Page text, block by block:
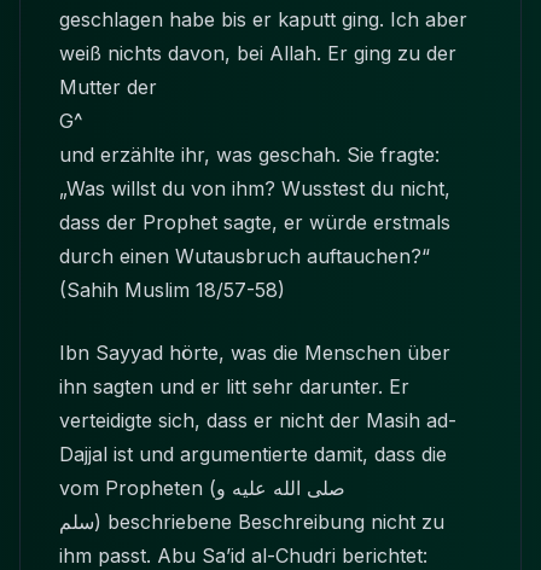
geschlagen habe bis er kaputt ging. Ich aber
weiß nichts davon, bei Allah. Er ging zu der
Mutter der
G^
und erzählte ihr, was geschah. Sie fragte:
„Was willst du von ihm? Wusstest du nicht,
dass der Prophet sagte, er würde erstmals
durch einen Wutausbruch auftauchen?“
(Sahih Muslim 18/57-58)
Ibn Sayyad hörte, was die Menschen über
ihn sagten und er litt sehr darunter. Er
verteidigte sich, dass er nicht der Masih ad-
Dajjal ist und argumentierte damit, dass die
vom Propheten (صلى الله عليه و
سلم) beschriebene Beschreibung nicht zu
ihm passt. Abu Sa’id al-Chudri berichtet: